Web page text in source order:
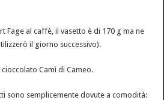
Fage al caffè, il vasetto è di 170 g ma ne
il giorno successivo).
Camì di Cameo.
sono semplicemente dovute a comodità: